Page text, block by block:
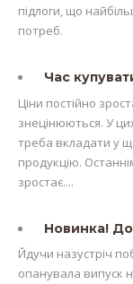
підлоги, що
потреб.
Час
Ціни постійно
знецінюються. У
треба вкладати у
продукцію.
зростає....
Новинка!
Йдучи назустріч
опанувала випуск